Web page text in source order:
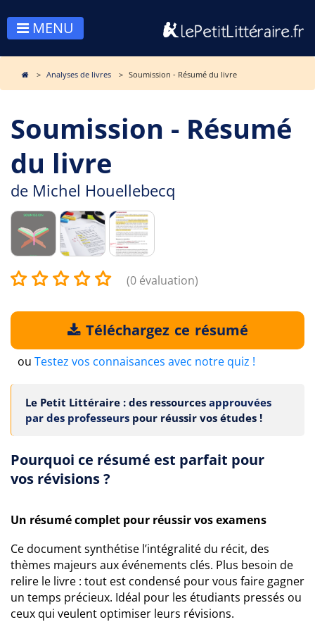
MENU
Analyses de livres Soumission - Résumé du livre
Soumission - Résumé
du livre
de Michel Houellebecq
(0 évaluation)
Téléchargez ce résumé
ou Testez vos connaisances avec notre quiz !
Le Petit Littéraire : des ressources approuvées
par des professeurs pour réussir vos études !
Pourquoi ce résumé est parfait pour
vos révisions ?
Un résumé complet pour réussir vos examens
Ce document synthétise l’intégralité du récit, des
thèmes majeurs aux événements clés. Plus besoin de
relire le livre : tout est condensé pour vous faire gagner
un temps précieux. Idéal pour les étudiants pressés ou
ceux qui veulent optimiser leurs révisions.